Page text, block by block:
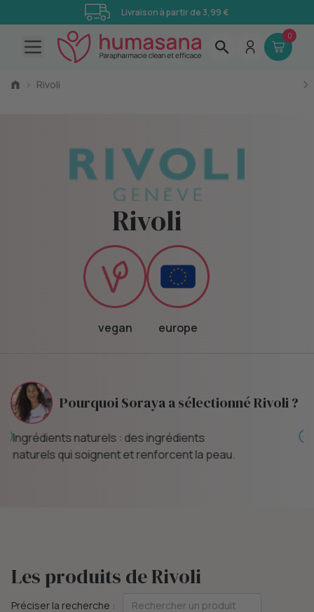
Livraison à partir de 3,99 €
Open main menu
0
› Rivoli
Rivoli
vegan europe
Pourquoi Soraya a sélectionné Rivoli ?
Production durable : Rivoli s'engage à
produire de manière durable et éthique.
Les produits de Rivoli
Préciser la recherche :